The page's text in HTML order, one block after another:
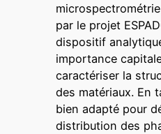
par le projet
dispositif
importance
caractériser la
des matériaux. En
bien adapté pour
distribution des